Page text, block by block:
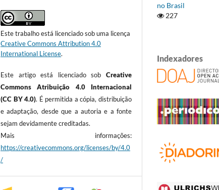
Este trabalho está licenciado sob uma licença
Creative Commons Attribution 4.0
International License.
Este artigo está licenciado sob Creative
Commons Atribuição 4.0 Internacional
(CC BY 4.0). É permitida a cópia, distribuição
e adaptação, desde que a autoria e a fonte
sejam devidamente creditadas.
Mais informações:
https://creativecommons.org/licenses/by/4.0
/
no Brasil
227
Indexadores